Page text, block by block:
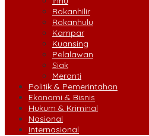
Rokanhilir
Rokanhulu
Kampar
Kuansing
Pelalawan
Siak
Meranti
Politik & Pemerintahan
Ekonomi & Bisnis
Hukum & Kriminal
Nasional
Internasional